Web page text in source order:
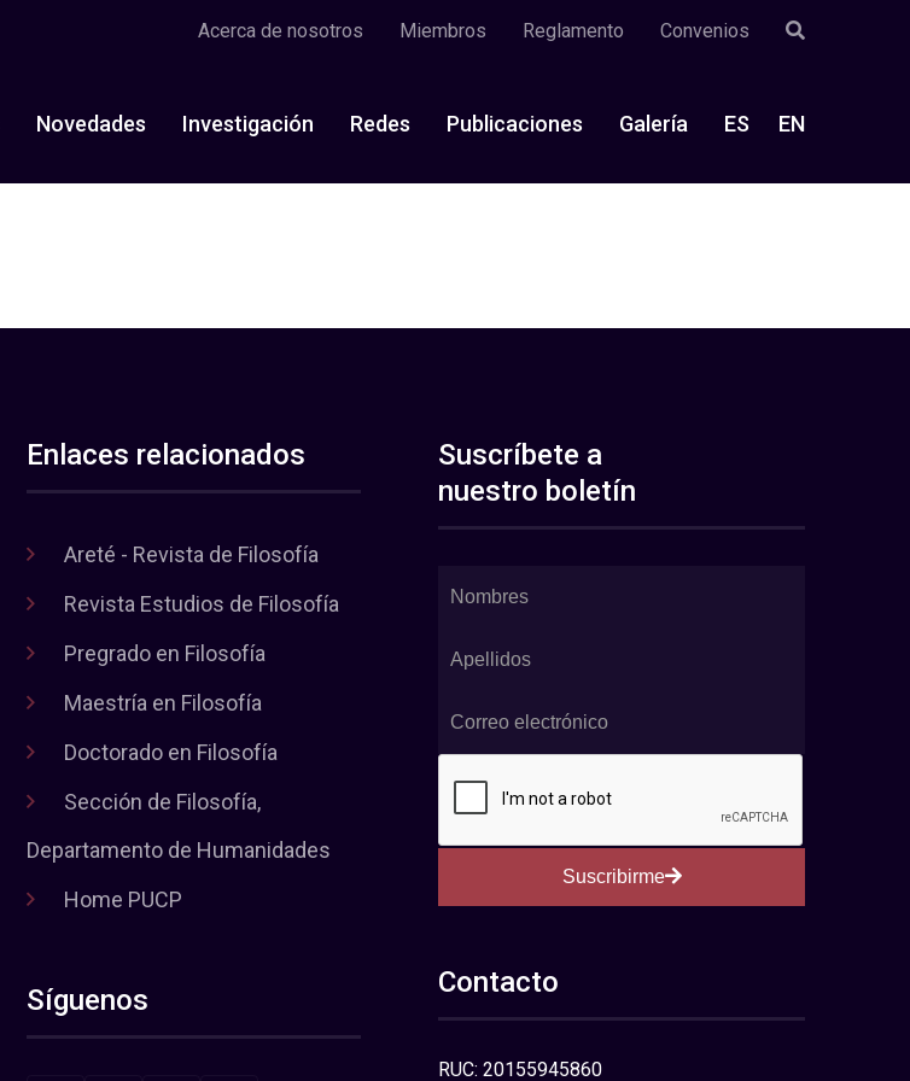
Acerca de nosotros Miembros Reglamento Convenios
Novedades Investigación Redes Publicaciones Galería ES EN
Enlaces relacionados
Areté - Revista de Filosofía
Revista Estudios de Filosofía
Pregrado en Filosofía
Maestría en Filosofía
Doctorado en Filosofía
Sección de Filosofía,
Departamento de Humanidades
Home PUCP
Síguenos
Suscríbete a
nuestro boletín
Suscribirme
Contacto
RUC: 20155945860